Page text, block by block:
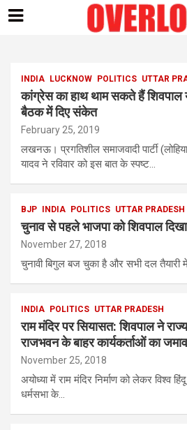
INDIA LUCKNOW POLITICS UTTAR
कांग्रेस का हाथ थाम सकते हैं शिवपाल
बैठक में दिए संकेत
February 25, 2019
लखनऊ। प्रगतिशील समाजवादी पार्टी
यादव ने रविवार को इस बात के स्पष्ट…
BJP INDIA POLITICS UTTAR PRADESH
चुनाव से पहले भाजपा को शिवपाल
November 27, 2018
चुनावी बिगुल बज चुका है और सभी दल
INDIA POLITICS UTTAR PRADESH
राम मंदिर पर सियासत: शिवपाल ने
राजभवन के बाहर कार्यकर्ताओं का
November 25, 2018
अयोध्या में राम मंदिर निर्माण को लेकर विश्व
धर्मसभा के…